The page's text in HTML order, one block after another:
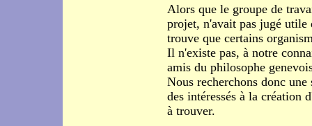
Alors que le groupe de
projet, n'avait pas jugé
trouve que certains
Il n'existe pas, à notre
amis du philosophe
Nous recherchons donc
des intéressés à la création
à trouver.